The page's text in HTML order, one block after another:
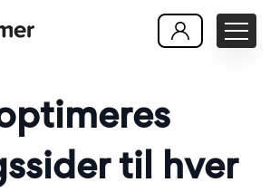
til hver